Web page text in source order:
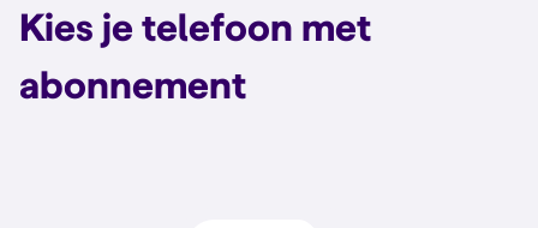
Kies je telefoon met
abonnement